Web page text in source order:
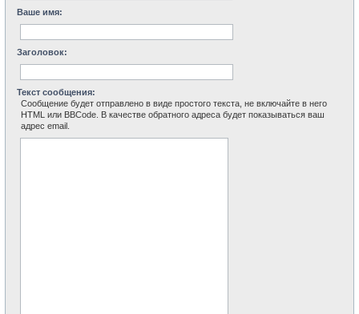
Ваше имя:
Заголовок:
Текст сообщения:
Сообщение будет отправлено в виде простого текста, не включайте в него
HTML или BBCode. В качестве обратного адреса будет показываться ваш
адрес email.